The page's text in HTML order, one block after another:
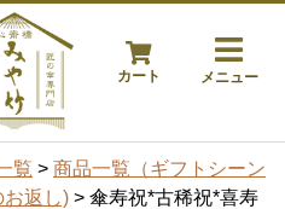
カート メニュー
覧 > 商品一覧（ギフトシーン
返し) > 傘寿祝*古稀祝*喜寿